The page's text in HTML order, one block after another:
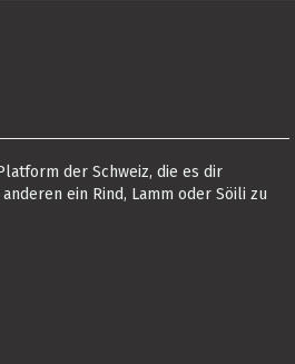
der Schweiz, die es dir
ein Rind, Lamm oder Söili zu